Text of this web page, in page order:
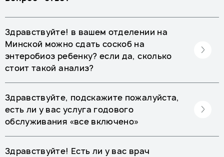
Здравствуйте! в вашем отделении на
Минской можно сдать соскоб на
энтеробиоз ребенку? если да, сколько
стоит такой анализ?
Здравствуйте, подскажите пожалуйста,
есть ли у вас услуга годового
обслуживания «все включено»
Здравствуйте! Есть ли у вас врач